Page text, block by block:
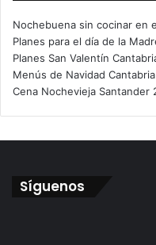
Nochebuena sin cocinar en
Planes para el día de la
Planes San Valentín
Menús de Navidad
Cena Nochevieja Santander
Síguenos